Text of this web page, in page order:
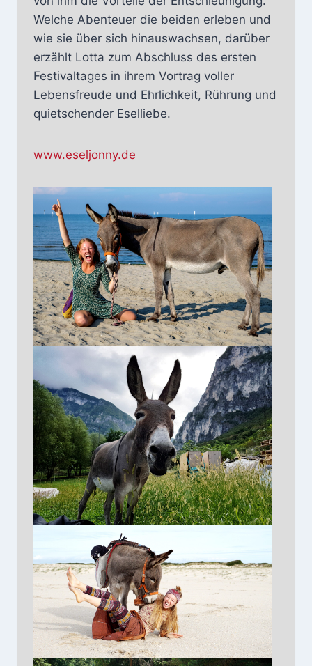
Welche Abenteuer die beiden erleben und
wie sie über sich hinauswachsen, darüber
erzählt Lotta zum Abschluss des ersten
Festivaltages in ihrem Vortrag voller
Lebensfreude und Ehrlichkeit, Rührung und
quietschender Eselliebe.
www.eseljonny.de